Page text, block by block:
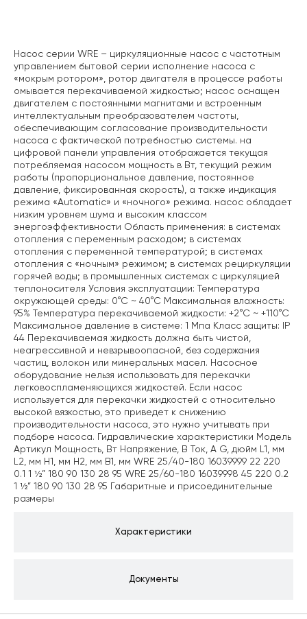
Характеристики
Документы
Насос серии WRE – циркуляционные насос с частотным
управлением бытовой серии исполнение насоса с
«мокрым ротором», ротор двигателя в процессе работы
омывается перекачиваемой жидкостью; насос оснащен
двигателем с постоянными магнитами и встроенным
интеллектуальным преобразователем частоты,
обеспечивающим согласование производительности
насоса с фактической потребностью системы. на
цифровой панели управления отображается текущая
потребляемая насосом мощность в Вт, текущий режим
работы (пропорциональное давление, постоянное
давление, фиксированная скорость), а также индикация
режима «Automatic» и «ночного» режима. насос обладает
низким уровнем шума и высоким классом
энергоэффективности Область применения: в системах
отопления с переменным расходом; в системах
отопления с переменной температурой; в системах
отопления с «ночным» режимом; в системах рециркуляции
горячей воды; в промышленных системах с циркуляцией
теплоносителя Условия эксплуатации: Температура
окружающей среды: 0°С ~ 40°С Максимальная влажность:
95% Температура перекачиваемой жидкости: +2°С ~ +110°С
Максимальное давление в системе: 1 Мпа Класс защиты: IP
44 Перекачиваемая жидкость должна быть чистой,
неагрессивной и невзрывоопасной, без содержания
частиц, волокон или минеральных масел. Насосное
оборудование нельзя использовать для перекачки
легковоспламеняющихся жидкостей. Если насос
используется для перекачки жидкостей с относительно
высокой вязкостью, это приведет к снижению
производительности насоса, это нужно учитывать при
подборе насоса. Гидравлические характеристики Модель
Артикул Мощность, Вт Напряжение, В Ток, А G, дюйм L1, мм
L2, мм Н1, мм Н2, мм В1, мм WRE 25/40-180 16039999 22 220
0.1 1 ½” 180 90 130 28 95 WRE 25/60-180 16039998 45 220 0.2
1 ½” 180 90 130 28 95 Габаритные и присоединительные
размеры